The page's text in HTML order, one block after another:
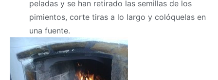
peladas y se han retirado las semillas de los
pimientos, corte tiras a lo largo y colóquelas en
una fuente.